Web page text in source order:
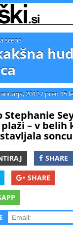
scena
2012/ pred 15
Stephanie
– v belih
SHARE
SHARE